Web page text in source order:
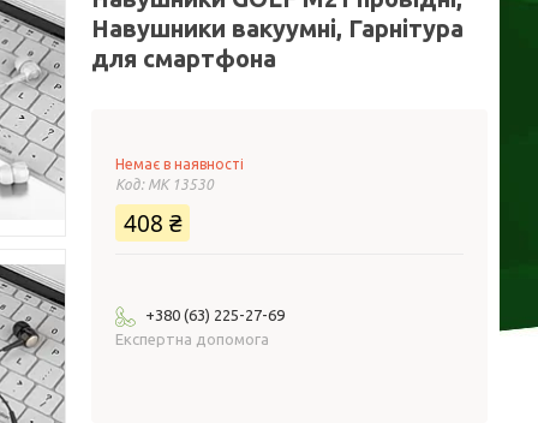
Навушники вакуумні, Гарнітура
для смартфона
Немає в наявності
Код: MK 13530
408 ₴
+380 (63) 225-27-69
Експертна допомога